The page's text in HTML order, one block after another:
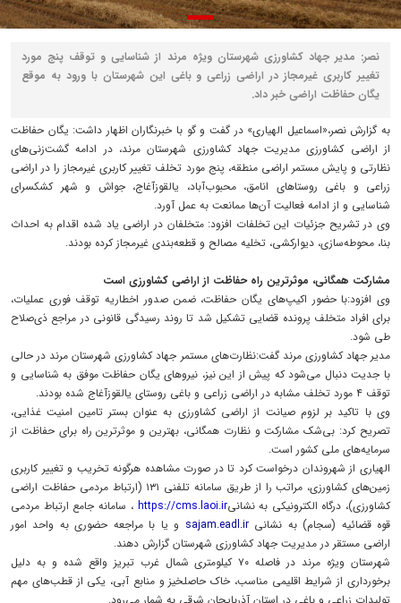
نصر: مدیر جهاد کشاورزی شهرستان ویژه مرند از شناسایی و توقف پنج مورد
تغییر کاربری غیرمجاز در اراضی زراعی و باغی این شهرستان با ورود به موقع
یگان حفاظت اراضی خبر داد.
به گزارش نصر،«اسماعیل الهیاری» در گفت و گو با خبرنگاران اظهار داشت: یگان حفاظت
از اراضی کشاورزی مدیریت جهاد کشاورزی شهرستان مرند، در ادامه گشت‌زنی‌های
نظارتی و پایش مستمر اراضی منطقه، پنج مورد تخلف تغییر کاربری غیرمجاز را در اراضی
زراعی و باغی روستاهای انامق، محبوب‌آباد، یالقوزآغاج، جواش و شهر کشکسرای
شناسایی و از ادامه فعالیت آن‌ها ممانعت به عمل آورد.
وی در تشریح جزئیات این تخلفات افزود: متخلفان در اراضی یاد شده اقدام به احداث
بنا، محوطه‌سازی، دیوارکشی، تخلیه مصالح و قطعه‌بندی غیرمجاز کرده بودند.
مشارکت همگانی، موثرترین راه حفاظت از اراضی کشاورزی است
وی افزود:با حضور اکیپ‌های یگان حفاظت، ضمن صدور اخطاریه توقف فوری عملیات،
برای افراد متخلف پرونده قضایی تشکیل شد تا روند رسیدگی قانونی در مراجع ذی‌صلاح
طی شود.
مدیر جهاد کشاورزی مرند گفت:نظارت‌های مستمر جهاد کشاورزی شهرستان مرند در حالی
با جدیت دنبال می‌شود که پیش از این نیز، نیروهای یگان حفاظت موفق به شناسایی و
توقف ۴ مورد تخلف مشابه در اراضی زراعی و باغی روستای یالقوزآغاج شده بودند.
وی با تاکید بر لزوم صیانت از اراضی کشاورزی به عنوان بستر تامین امنیت غذایی،
تصریح کرد: بی‌شک مشارکت و نظارت همگانی، بهترین و موثرترین راه برای حفاظت از
سرمایه‌های ملی کشور است.
الهیاری از شهروندان درخواست کرد تا در صورت مشاهده هرگونه تخریب و تغییر کاربری
زمین‌های کشاورزی، مراتب را از طریق سامانه تلفنی ۱۳۱ (ارتباط مردمی حفاظت اراضی
کشاورزی)، درگاه الکترونیکی به نشانیhttps://cms.laoi.ir ، سامانه جامع ارتباط مردمی
قوه قضائیه (سجام) به نشانیsajam.eadl.ir و یا با مراجعه حضوری به واحد امور
اراضی مستقر در مدیریت جهاد کشاورزی شهرستان گزارش دهند.
شهرستان ویژه مرند در فاصله ۷۰ کیلومتری شمال غرب تبریز واقع شده و به دلیل
برخورداری از شرایط اقلیمی مناسب، خاک حاصلخیز و منابع آبی، یکی از قطب‌های مهم